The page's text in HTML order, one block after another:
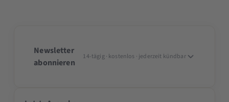
Newsletter
abonnieren
14-tägig · kostenlos · jederzeit kündbar